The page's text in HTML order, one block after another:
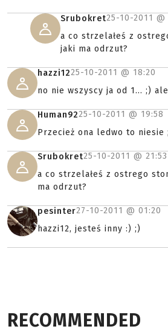
Srubokret25-10-2011 @
a co strzelałeś z
jaki ma odrzut?
hazzi1225-10-2011 @ 18:20
no nie wszyscy ja od 1... ;)
Human9225-10-2011 @ 19:58
Przecież ona ledwo to niesie
Srubokret25-10-2011 @ 21:53
a co strzelałeś z ostrego
ma odrzut?
pesinter27-10-2011 @ 01:20
hazzi12, jesteś inny :) ;)
RECOMMENDED